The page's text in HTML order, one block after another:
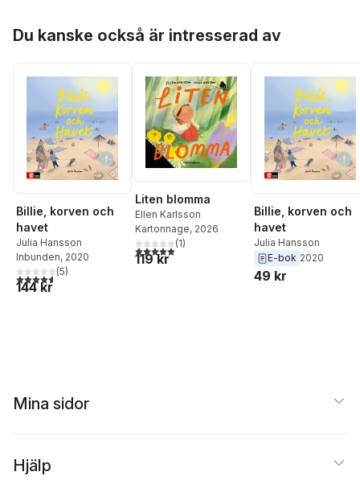
Du kanske också är intresserad av
Billie, korven och
havet
Julia Hansson
Inbunden, 2020
4,6utav 5 stjärnor. Totalt antal röster:
(5)
144 kr
Liten blomma
Ellen Karlsson
Kartonnage, 2026
5,0utav 5 stjärnor. Totalt antal röster:
(1)
119 kr
Billie, korven och
havet
Julia Hansson
E-bok 2020
49 kr
Mina sidor
Hjälp